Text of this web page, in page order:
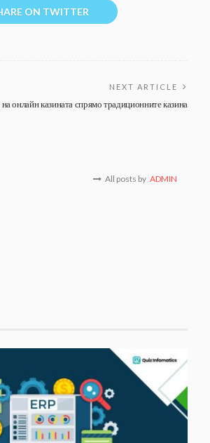
ON TWITTER
NEXT ARTICLE
онлайн казината спрямо традиционните казина
All posts by ADMIN